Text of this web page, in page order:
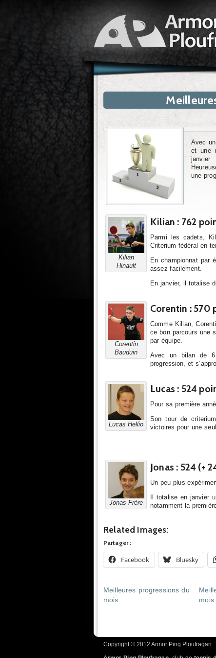
Avec
et une
une
Kilian
Hinault
Kilian : 762
Parmi les cadets,
Criterium fédéral en
En championnat par
assez facilement.
En janvier, il totalise
Corentin
Bauduin
Corentin : 570
Comme Kilian,
ce bon parcours une
par équipe.
Avec un bilan de 6
progression, et
Lucas Hellio
Lucas : 524
Pour sa première
Son tour de
victoires pour une
Jonas Frère
Jonas : 524 (+
Un peu plus
Il totalise en janvier
notamment la
Related Images:
Partager :
Facebook Bluesky
Meilleures progressions du
mois
mois
Copyright © 2012 Armor Ping Ploufragan.